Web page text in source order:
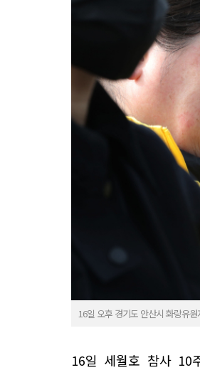
16일 오후 경기도 안산시 화랑유
16일 세월호 참사 10